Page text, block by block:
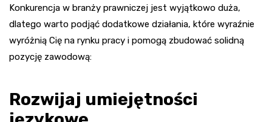
Konkurencja w branży prawniczej jest wyjątkowo duża,
dlatego warto podjąć dodatkowe działania, które wyraźnie
wyróżnią Cię na rynku pracy i pomogą zbudować solidną
pozycję zawodową:
Rozwijaj umiejętności